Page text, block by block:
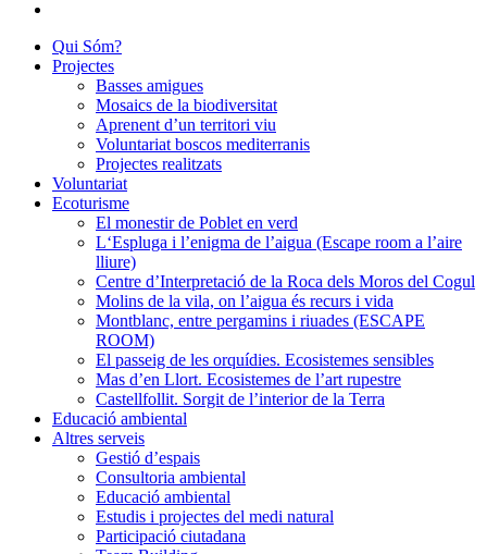
Qui Sóm?
Projectes
Basses amigues
Mosaics de la biodiversitat
Aprenent d’un territori viu
Voluntariat boscos mediterranis
Projectes realitzats
Voluntariat
Ecoturisme
El monestir de Poblet en verd
L‘Espluga i l’enigma de l’aigua (Escape room a l’aire
lliure)
Centre d’Interpretació de la Roca dels Moros del Cogul
Molins de la vila, on l’aigua és recurs i vida
Montblanc, entre pergamins i riuades (ESCAPE
ROOM)
El passeig de les orquídies. Ecosistemes sensibles
Mas d’en Llort. Ecosistemes de l’art rupestre
Castellfollit. Sorgit de l’interior de la Terra
Educació ambiental
Altres serveis
Gestió d’espais
Consultoria ambiental
Educació ambiental
Estudis i projectes del medi natural
Participació ciutadana